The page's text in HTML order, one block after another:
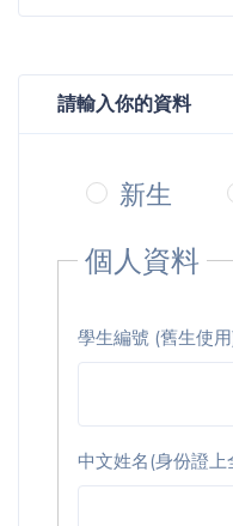
請輸入你的資料
新生
個人資料
學生編號 (舊生使
中文姓名(身份證上